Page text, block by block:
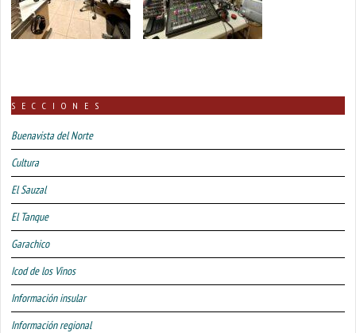
SECCIONES
Buenavista del Norte
Cultura
El Sauzal
El Tanque
Garachico
Icod de los Vinos
Información insular
Información regional